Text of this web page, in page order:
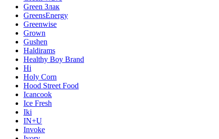
Green Злак
GreensEnergy
Greenwise
Grown
Gushen
Haldirams
Healthy Boy Brand
Hi
Holy Corn
Hood Street Food
Icancook
Ice Fresh
Iki
IN+U
Invoke